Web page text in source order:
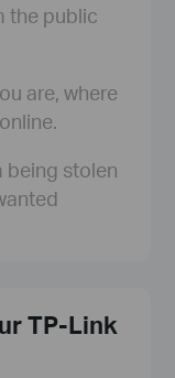
the public
are, where
being stolen
TP-Link